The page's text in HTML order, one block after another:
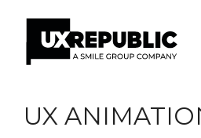
contenu
UX